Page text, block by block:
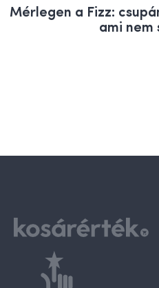
Mérlegen a Fizz:
ami nem